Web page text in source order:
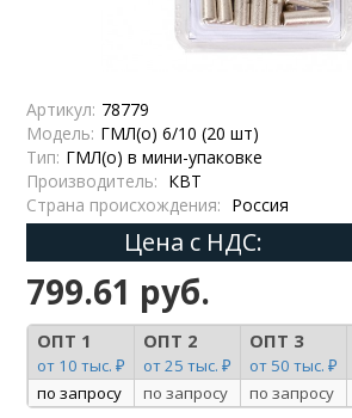
Артикул: 78779
Модель: ГМЛ(о) 6/10 (20 шт)
Тип: ГМЛ(о) в мини-упаковке
Производитель: КВТ
Страна происхождения: Россия
Цена с НДС:
799.61 руб.
ОПТ 1
от 10 тыс. ₽
ОПТ 2
от 25 тыс. ₽
ОПТ 3
от 50 тыс. ₽
по запросу
по запросу по запросу